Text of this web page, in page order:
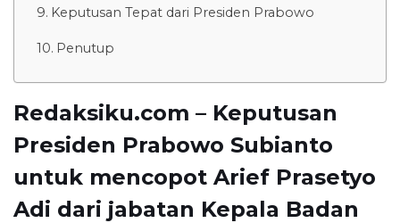
Keputusan Tepat dari Presiden Prabowo
Penutup
Redaksiku.com – Keputusan
Presiden Prabowo Subianto
untuk mencopot Arief Prasetyo
Adi dari jabatan Kepala Badan